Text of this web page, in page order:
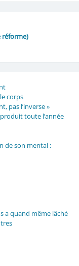
réforme)
corps
pas l’inverse »
toute l’année
de son mental :
a quand même lâché